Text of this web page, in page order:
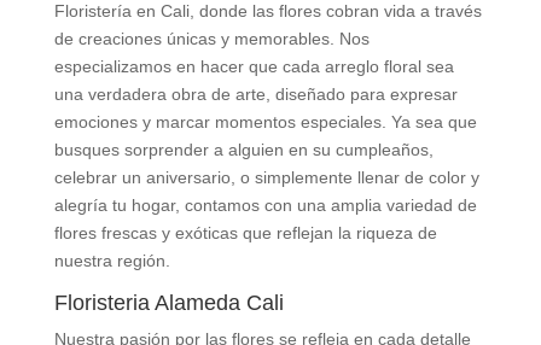
Floristería en Cali, donde las flores cobran vida a través
de creaciones únicas y memorables. Nos
especializamos en hacer que cada arreglo floral sea
una verdadera obra de arte, diseñado para expresar
emociones y marcar momentos especiales. Ya sea que
busques sorprender a alguien en su cumpleaños,
celebrar un aniversario, o simplemente llenar de color y
alegría tu hogar, contamos con una amplia variedad de
flores frescas y exóticas que reflejan la riqueza de
nuestra región.
Floristeria Alameda Cali
Nuestra pasión por las flores se refleja en cada detalle